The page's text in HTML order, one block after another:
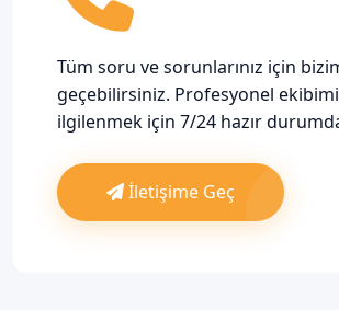
Tüm soru ve sorunlarınız için
geçebilirsiniz. Profesyonel
ilgilenmek için 7/24 hazır
İletişime Geç